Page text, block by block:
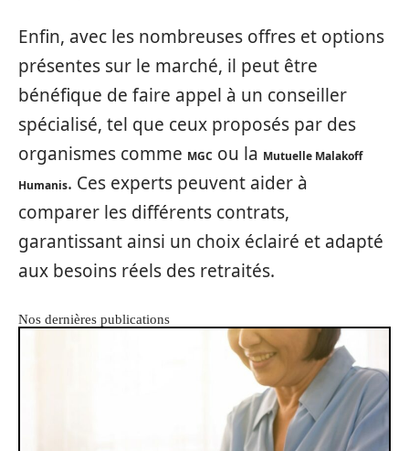
Enfin, avec les nombreuses offres et options
présentes sur le marché, il peut être
bénéfique de faire appel à un conseiller
spécialisé, tel que ceux proposés par des
organismes comme MGC ou la Mutuelle Malakoff
Humanis. Ces experts peuvent aider à
comparer les différents contrats,
garantissant ainsi un choix éclairé et adapté
aux besoins réels des retraités.
Nos dernières publications